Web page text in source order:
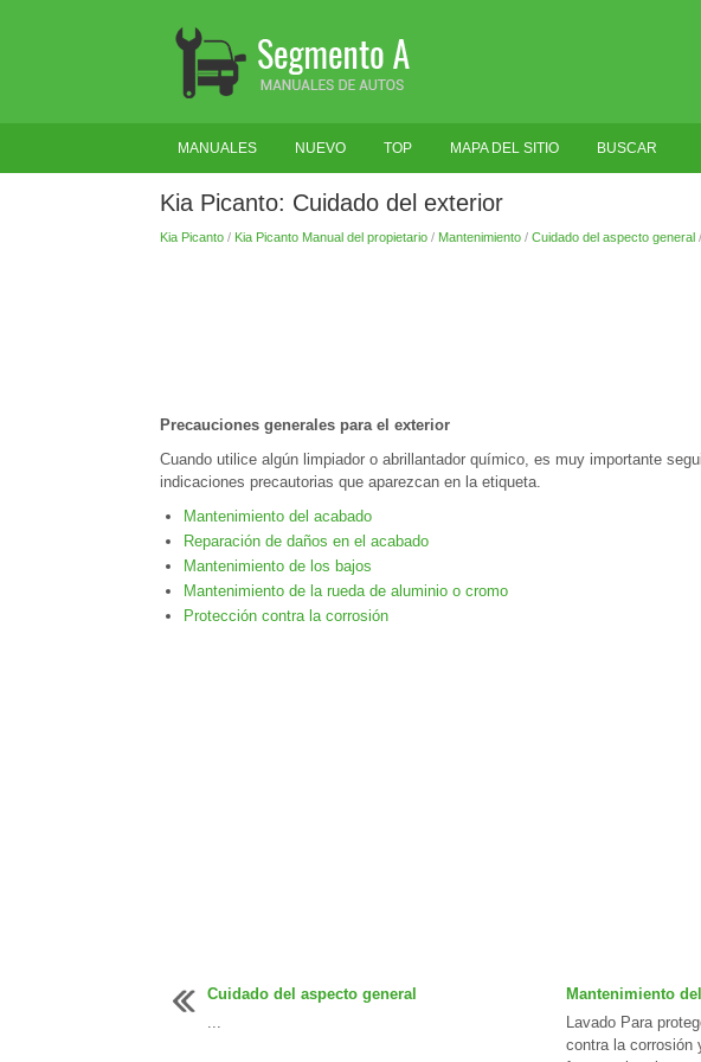
MANUALES NUEVO TOP MAPA DEL SITIO BUSCAR
Kia Picanto: Cuidado del exterior
Kia Picanto/ Kia Picanto Manual del propietario/ Mantenimiento/ Cuidado del aspecto general/
Precauciones generales para el exterior
Cuando utilice algún limpiador o abrillantador químico, es muy importante
indicaciones precautorias que aparezcan en la etiqueta.
Mantenimiento del acabado
Reparación de daños en el acabado
Mantenimiento de los bajos
Mantenimiento de la rueda de aluminio o cromo
Protección contra la corrosión
Cuidado del aspecto general
...
Mantenimiento
Lavado Para
contra la corrosión